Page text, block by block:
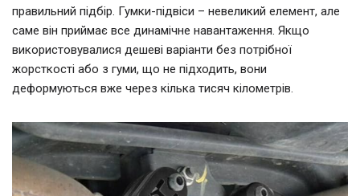
правильний підбір. Гумки-підвіси – невеликий елемент, але
саме він приймає все динамічне навантаження. Якщо
використовувалися дешеві варіанти без потрібної
жорсткості або з гуми, що не підходить, вони
деформуються вже через кілька тисяч кілометрів.